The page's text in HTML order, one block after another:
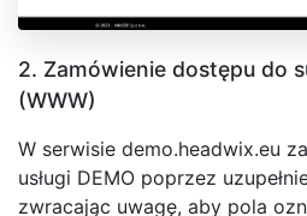
2. Zamówienie dostępu do
(WWW)
W serwisie demo.headwix.eu
usługi DEMO poprzez
zwracając uwagę, aby pola